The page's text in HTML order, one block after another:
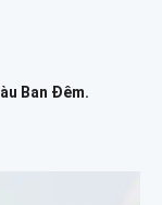
Ban Ðêm.